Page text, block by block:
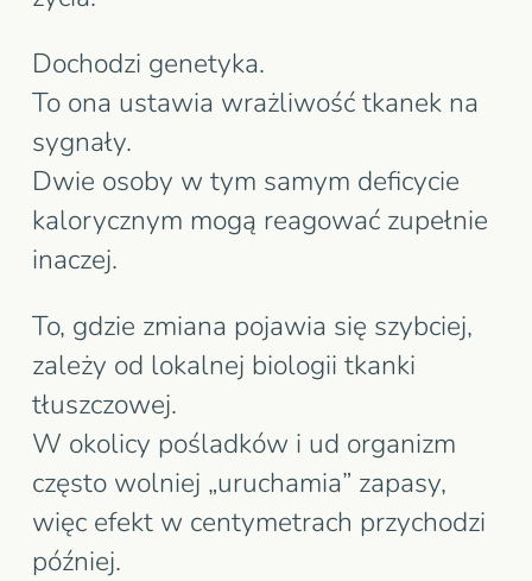
Dochodzi genetyka.
To ona ustawia wrażliwość tkanek na
sygnały.
Dwie osoby w tym samym deficycie
kalorycznym mogą reagować zupełnie
inaczej.
To, gdzie zmiana pojawia się szybciej,
zależy od lokalnej biologii tkanki
tłuszczowej.
W okolicy pośladków i ud organizm
często wolniej „uruchamia” zapasy,
więc efekt w centymetrach przychodzi
później.